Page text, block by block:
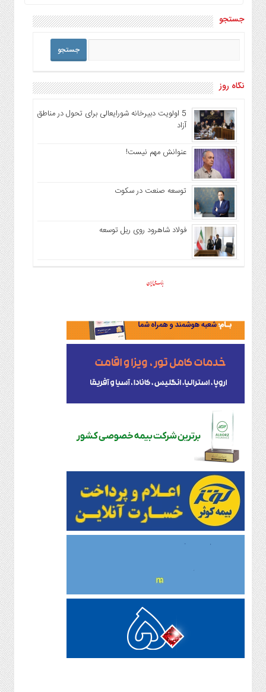
جستجو
نگاه روز
5 اولویت دبیرخانه شورایعالی برای تحول در مناطق
آزاد
عنوانش مهم نیست!
توسعه صنعت در سکوت
فولاد شاهرود روی ریل توسعه